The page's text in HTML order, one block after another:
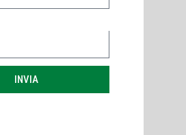
INVIA